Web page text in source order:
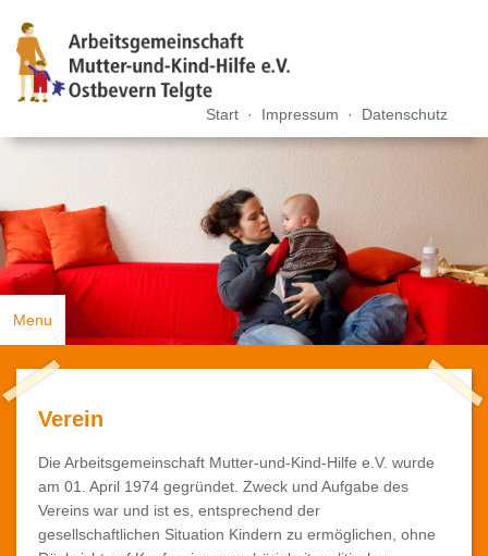
Start · Impressum · Datenschutz
Menu
Zurück
Verein
Die Arbeitsgemeinschaft Mutter-und-Kind-Hilfe e.V. wurde
am 01. April 1974 gegründet. Zweck und Aufgabe des
Vereins war und ist es, entsprechend der
gesellschaftlichen Situation Kindern zu ermöglichen, ohne